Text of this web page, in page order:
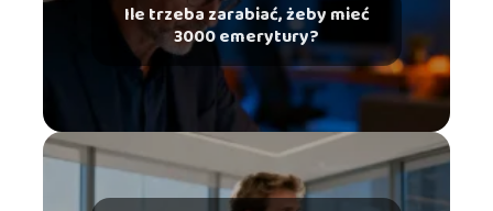
Ile trzeba zarabiać, żeby mieć
3000 emerytury?